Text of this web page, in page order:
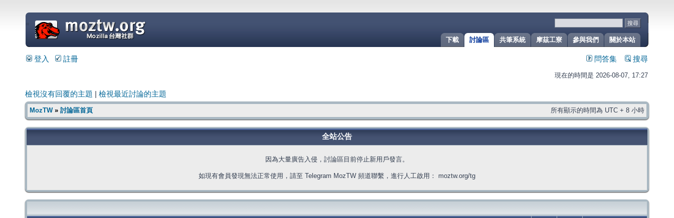
關於本站
參與我們
摩茲工寮
共筆系統
討論區
下載
=
登入 註冊 問答集 搜尋
現在的時間是 2026-08-07, 17:27
檢視沒有回覆的主題 檢視最近討論的主題
MozTW» 討論區首頁 所有顯示的時間為 UTC + 8 小時
全站公告
因為大量廣告入侵，討論區目前停止新用戶發言。
如現有會員發現無法正常使用，請至 Telegram MozTW 頻道聯繫，進行人工啟用： moztw.org/tg